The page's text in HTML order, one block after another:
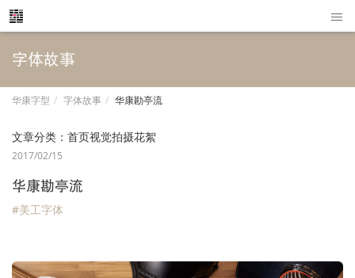
字体故事
华康字型 字体故事 华康勘亭流
文章分类： 首页视觉拍摄花絮
2017/02/15
华康勘亭流
#美工字体